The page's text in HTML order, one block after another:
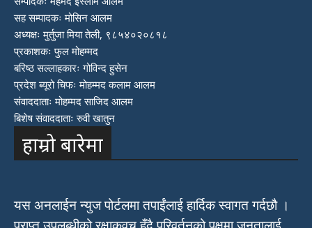
सह सम्पादकः मोसिन आलम
अध्यक्षः मुर्तुजा मिया तेली, ९८५४०२०८१८
प्रकाशकः फुल मोहम्मद
बरिष्ठ सल्लाहकारः गोविन्द हुसेन
प्रदेश ब्यूरो चिफः मोहम्मद कलाम आलम
संवाददाताः मोहम्मद साजिद आलम
बिशेष संवाददाताः रुवी खातुन
हाम्रो बारेमा
यस अनलाईन न्युज पोर्टलमा तपाईंलाई हार्दिक स्वागत गर्दछौ ।